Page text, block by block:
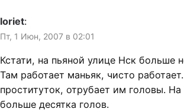
loriet:
Пт, 1 Июн, 2007 в 02:01
Кстати, на пьяной улице Нск больше
Там работает маньяк, чисто
проституток, отрубает им головы. На
больше десятка голов.